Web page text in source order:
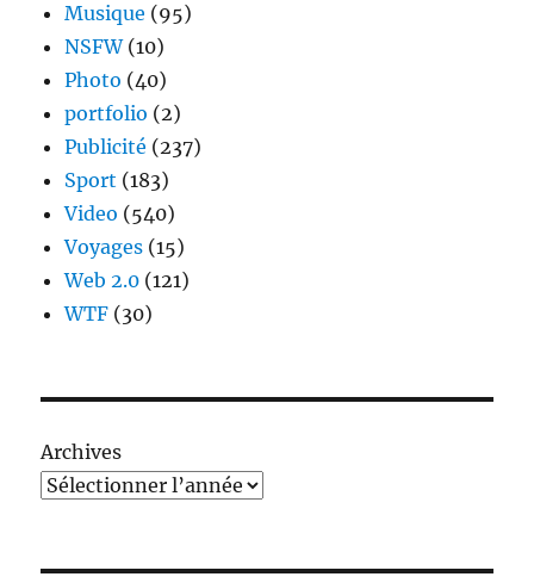
Musique (95)
NSFW(10)
Photo (40)
portfolio (2)
Publicité (237)
Sport (183)
Video (540)
Voyages (15)
Web 2.0 (121)
WTF (30)
Archives